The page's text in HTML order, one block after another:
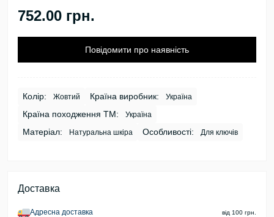
752.00 грн.
Повідомити про наявність
Колір: Жовтий Країна виробник: Україна
Країна походження ТМ: Україна
Матеріал: Натуральна шкіра Особливості: Для ключів
Доставка
Адресна доставка від 100 грн.